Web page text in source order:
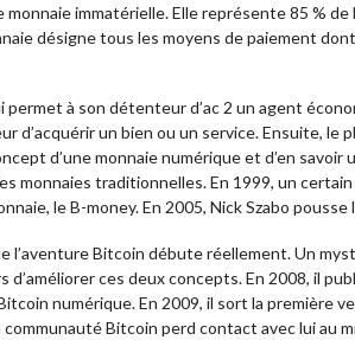
monnaie immatérielle. Elle représente 85 %
désigne tous les moyens de paiement
à son détenteur d’ac 2 un agent
d’acquérir un bien ou un service. Ensuite, le
d’une monnaie numérique et d’en
monnaies traditionnelles. En 1999, un
le B-money. En 2005, Nick Szabo
l’aventure Bitcoin débute réellement. Un
d’améliorer ces deux concepts. En 2008, il
numérique. En 2009, il sort la première
Bitcoin perd contact avec lui au